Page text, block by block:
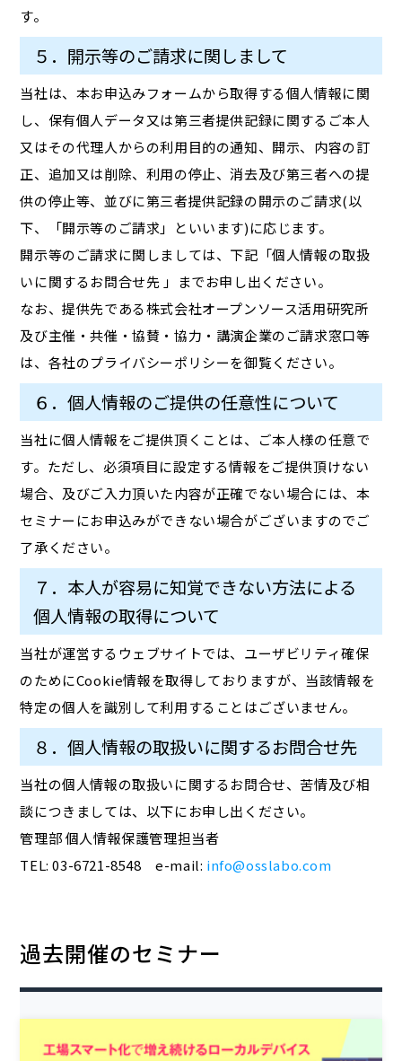
す。
５．開示等のご請求に関しまして
当社は、本お申込みフォームから取得する個人情報に関
し、保有個人データ又は第三者提供記録に関するご本人
又はその代理人からの利用目的の通知、開示、内容の訂
正、追加又は削除、利用の停止、消去及び第三者への提
供の停止等、並びに第三者提供記録の開示のご請求(以
下、「開示等のご請求」といいます)に応じます。
開示等のご請求に関しましては、下記「個人情報の取扱
いに関するお問合せ先 」までお申し出ください。
なお、提供先である株式会社オープンソース活用研究所
及び主催・共催・協賛・協力・講演企業のご請求窓口等
は、各社のプライバシーポリシーを御覧ください。
６．個人情報のご提供の任意性について
当社に個人情報をご提供頂くことは、ご本人様の任意で
す。ただし、必須項目に設定する情報をご提供頂けない
場合、及びご入力頂いた内容が正確でない場合には、本
セミナーにお申込みができない場合がございますのでご
了承ください。
７．本人が容易に知覚できない方法による
個人情報の取得について
当社が運営するウェブサイトでは、ユーザビリティ確保
のためにCookie情報を取得しておりますが、当該情報を
特定の個人を識別して利用することはございません。
８．個人情報の取扱いに関するお問合せ先
当社の個人情報の取扱いに関するお問合せ、苦情及び相
談につきましては、以下にお申し出ください。
管理部 個人情報保護管理担当者
TEL: 03-6721-8548 e-mail: info@osslabo.com
過去開催のセミナー